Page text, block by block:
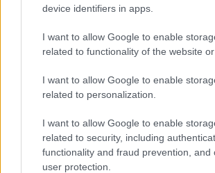
device identifiers in apps.
I want to allow Google to enable
related to functionality of the website or
I want to allow Google to enable
related to personalization.
I want to allow Google to enable
related to security, including
functionality and fraud prevention, and
user protection.